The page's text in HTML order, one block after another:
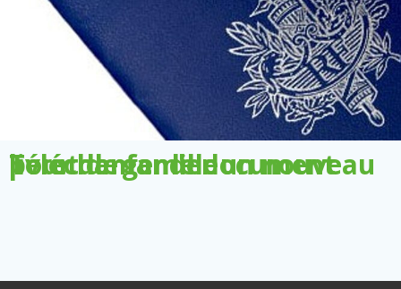
Télécharger le document pour demander un nouveau livret de famille